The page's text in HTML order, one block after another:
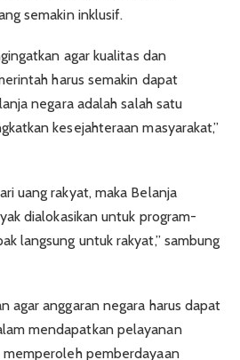
semakin inklusif.
agar kualitas dan
harus semakin dapat
negara adalah salah satu
kesejahteraan masyarakat,”
uang rakyat, maka Belanja
dialokasikan untuk program-
langsung untuk rakyat,” sambung
agar anggaran negara harus dapat
mendapatkan pelayanan
pemberdayaan